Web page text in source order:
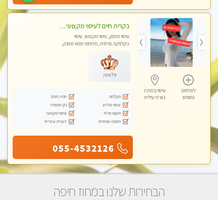
לפרטים
נוספים
עיסוי במרכז
נצרת עילית
בקרית חיים לעיסוי מקצועי ואיכותי מומלץ
עיסוי מפנק, עיסוי מקצועי, עיסוי
בקלניקה פרטית, מתחמי ספא מפנק,
פלטינה
מקלחת
חניה חינם
עיסוי מרגיע
נקי ומסודר
מקום פרטי
עיסוי מקצועי
תמונה אמיתית
דוברת עיברית
055-4532126
הבחירות שלנו במחוז חיפה